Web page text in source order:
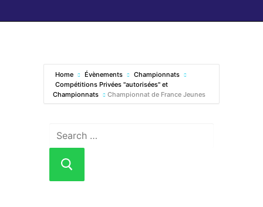
Home Évènements
Championnats
Compétitions Privées "autorisées" et
Championnats
Championnat de France Jeunes